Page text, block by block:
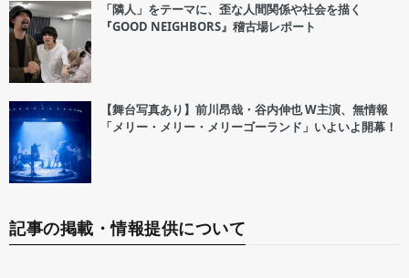
「隣人」をテーマに、歪な人間関係や社会を描く
『GOOD NEIGHBORS』稽古場レポート
【舞台写真あり】前川昂哉・谷内伸也 W主演、無情報
「メリー・メリー・メリーゴーランド」いよいよ開幕！
記事の掲載・情報提供について